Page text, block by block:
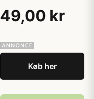
49,00 kr
Køb her